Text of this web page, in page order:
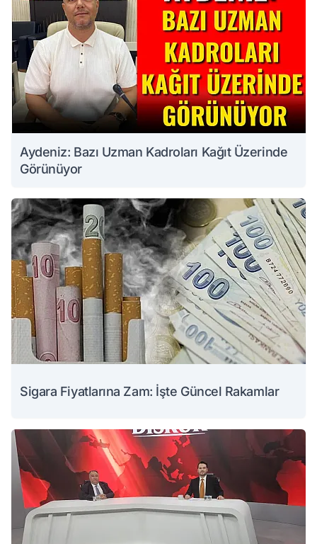
Aydeniz: Bazı Uzman Kadroları Kağıt Üzerinde
Görünüyor
Sigara Fiyatlarına Zam: İşte Güncel Rakamlar